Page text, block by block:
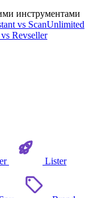
инструментами
vs ScanUnlimited
Revseller
Lister